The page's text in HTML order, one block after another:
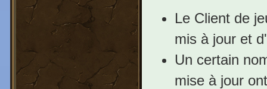
Le Client de
mis à jour et
Un certain
mise à jour